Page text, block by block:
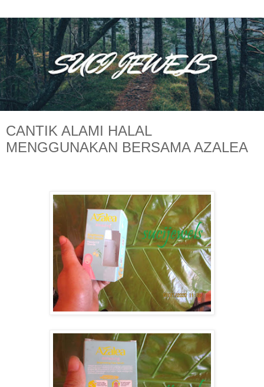
CANTIK ALAMI HALAL
MENGGUNAKAN BERSAMA AZALEA